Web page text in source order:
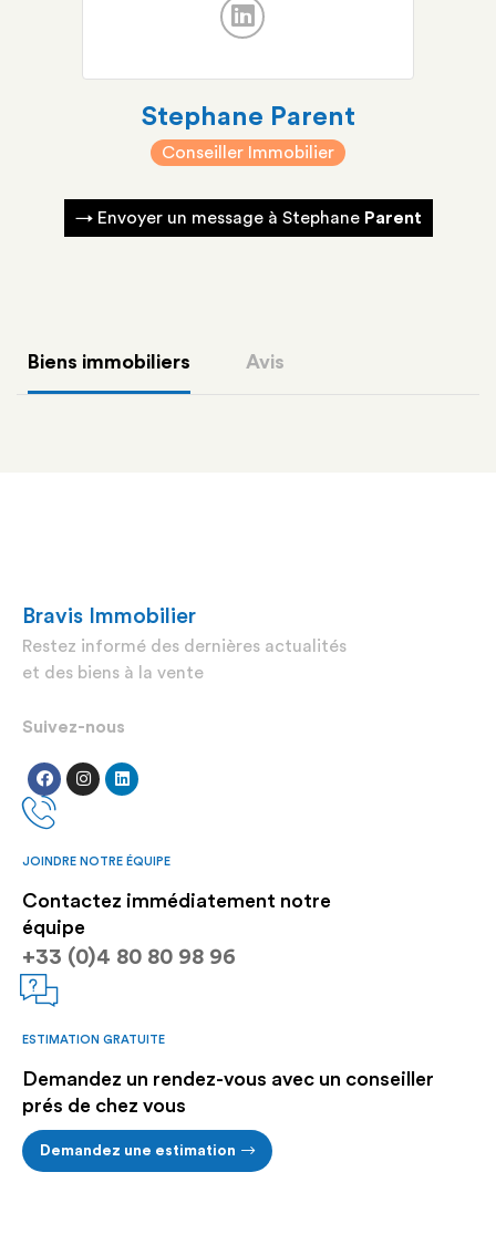
Stephane Parent
Conseiller Immobilier
→Envoyer un message à Stephane Parent
Biens immobiliers Avis
Bravis Immobilier
Restez informé des dernières actualités
et des biens à la vente
Suivez-nous
JOINDRE NOTRE ÉQUIPE
Contactez immédiatement notre
équipe
+33 (0)4 80 80 98 96
ESTIMATION GRATUITE
Demandez un rendez-vous avec un conseiller
prés de chez vous
Demandez une estimation